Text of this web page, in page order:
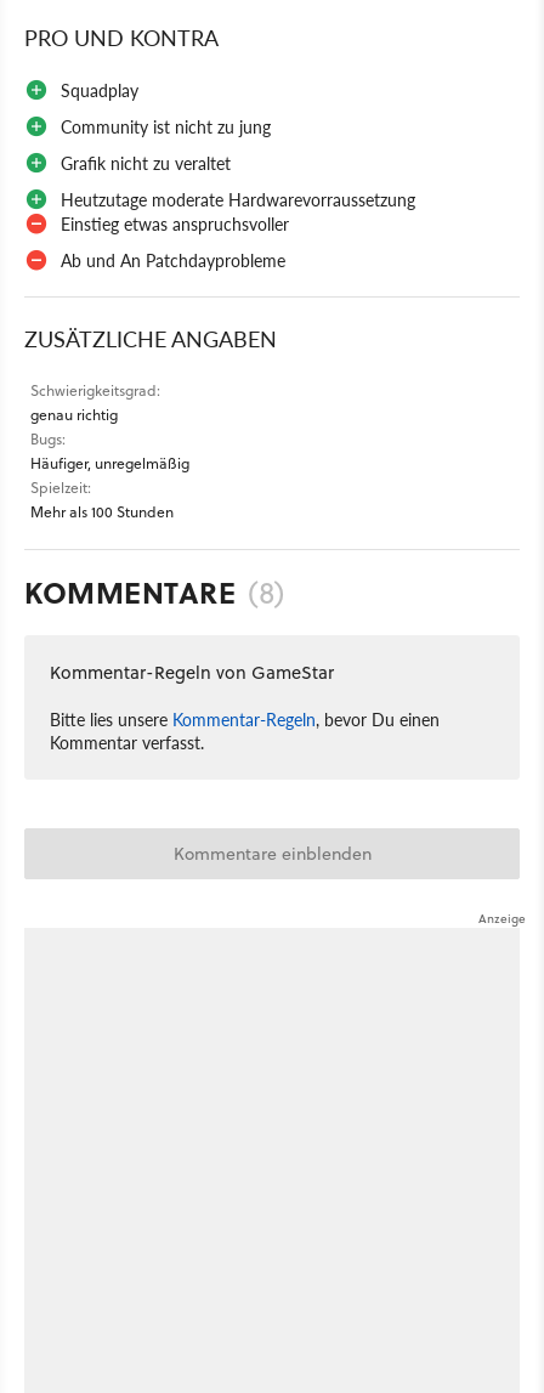
PRO UND KONTRA
Squadplay
Community ist nicht zu jung
Grafik nicht zu veraltet
Heutzutage moderate Hardwarevorraussetzung
Einstieg etwas anspruchsvoller
Ab und An Patchdayprobleme
ZUSÄTZLICHE ANGABEN
Schwierigkeitsgrad:
genau richtig
Bugs:
Häufiger, unregelmäßig
Spielzeit:
Mehr als 100 Stunden
KOMMENTARE (8)
Kommentar-Regeln von GameStar
Bitte lies unsere Kommentar-Regeln, bevor Du einen
Kommentar verfasst.
Kommentare einblenden